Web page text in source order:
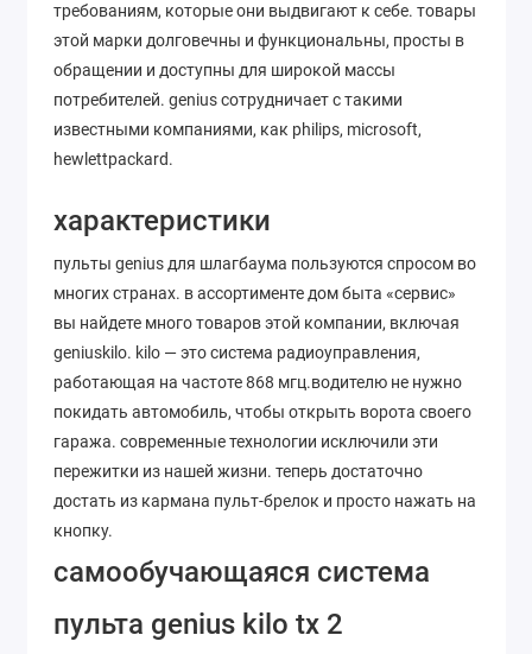
требованиям, которые они выдвигают к себе. товары
этой марки долговечны и функциональны, просты в
обращении и доступны для широкой массы
потребителей. genius сотрудничает с такими
известными компаниями, как philips, microsoft,
hewlettpackard.
характеристики
пульты genius для шлагбаума пользуются спросом во
многих странах. в ассортименте дом быта «сервис»
вы найдете много товаров этой компании, включая
geniuskilo. kilo — это система радиоуправления,
работающая на частоте 868 мгц.водителю не нужно
покидать автомобиль, чтобы открыть ворота своего
гаража. современные технологии исключили эти
пережитки из нашей жизни. теперь достаточно
достать из кармана пульт-брелок и просто нажать на
кнопку.
самообучающаяся система
пульта genius kilo tx 2